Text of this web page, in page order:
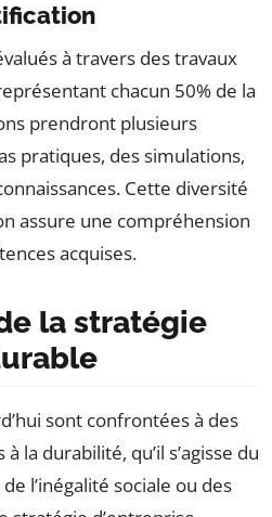
à travers des travaux
chacun 50% de la
prendront plusieurs
pratiques, des simulations,
Cette diversité
assure une compréhension
acquises.
la stratégie
sont confrontées à des
la durabilité, qu’il s’agisse du
l’inégalité sociale ou des